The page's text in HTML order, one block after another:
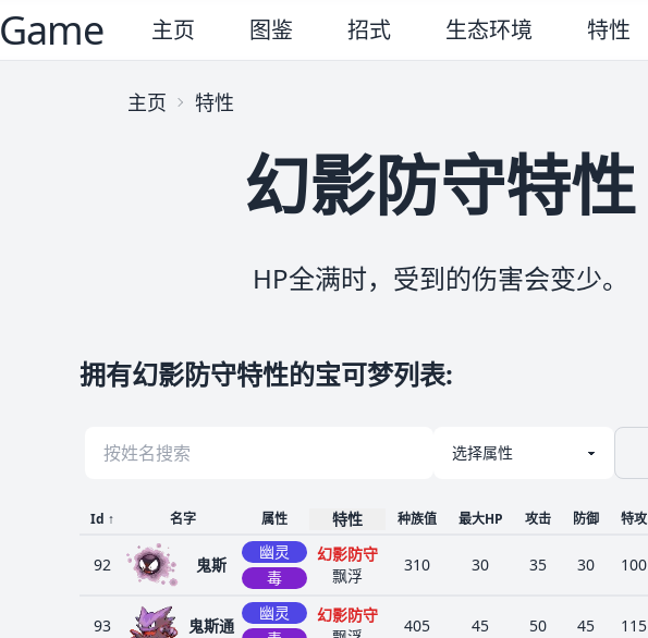
主页 图鉴 招式 生态环境 特性
主页 特性
幻影防守特性
HP全满时，受到的伤害会变少。
拥有幻影防守特性的宝可梦列表:
Id ↑ 名字 属性 特性 种族值 最大HP 攻击 防御 特攻
92 鬼斯
幽灵
毒
幻影防守
飘浮
310 30 35 30 100
93 鬼斯通
幽灵
幻影防守
405 45 50 45 115